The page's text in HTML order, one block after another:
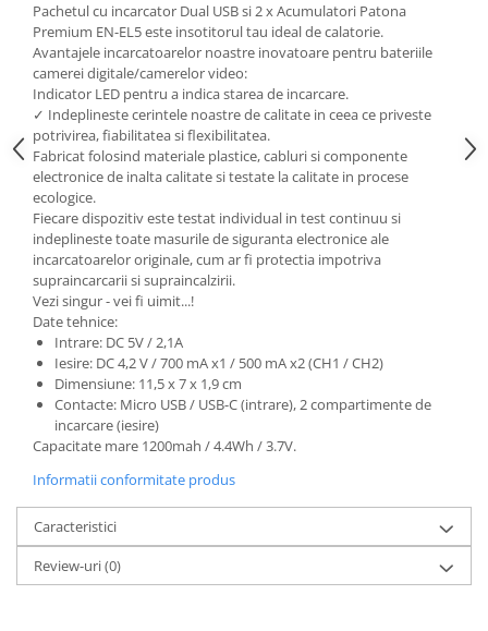
Pachetul cu incarcator Dual USB si 2 x Acumulatori Patona
Premium EN-EL5 este insotitorul tau ideal de calatorie.
Avantajele incarcatoarelor noastre inovatoare pentru bateriile
camerei digitale/camerelor video:
Indicator LED pentru a indica starea de incarcare.
✓ Indeplineste cerintele noastre de calitate in ceea ce priveste
potrivirea, fiabilitatea si flexibilitatea.
Fabricat folosind materiale plastice, cabluri si componente
electronice de inalta calitate si testate la calitate in procese
ecologice.
Fiecare dispozitiv este testat individual in test continuu si
indeplineste toate masurile de siguranta electronice ale
incarcatoarelor originale, cum ar fi protectia impotriva
supraincarcarii si supraincalzirii.
Vezi singur - vei fi uimit...!
Date tehnice:
Intrare: DC 5V / 2,1A
Iesire: DC 4,2 V / 700 mA x1 / 500 mA x2 (CH1 / CH2)
Dimensiune: 11,5 x 7 x 1,9 cm
Contacte: Micro USB / USB-C (intrare), 2 compartimente de
incarcare (iesire)
Capacitate mare 1200mah / 4.4Wh / 3.7V.
Informatii conformitate produs
Caracteristici
Review-uri(0)